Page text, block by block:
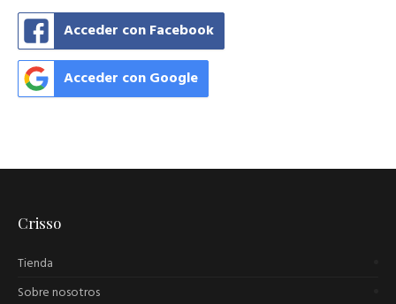
Acceder con Facebook
Acceder con Google
Crisso
Tienda
Sobre nosotros